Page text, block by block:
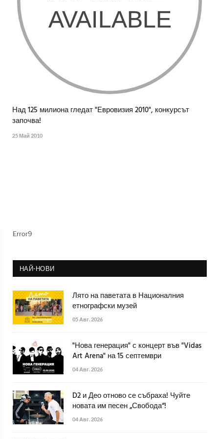
Над 125 милиона гледат "Евровизия 2010", конкурсът
започва!
25 Май 2010
Error9
НАЙ-НОВИ
Лято на паветата в Националния
етнографски музей
05 Авг. 2026
"Нова генерация" с концерт във "Vidas
Art Arena" на 15 септември
04 Авг. 2026
D2 и Део отново се събраха! Чуйте
новата им песен „Свобода“!
04 Авг. 2026